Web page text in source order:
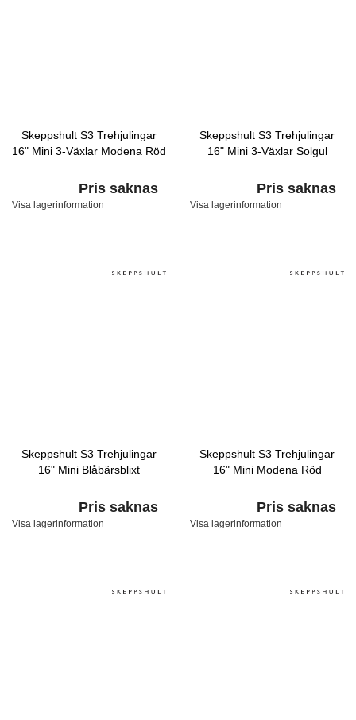
Skeppshult S3 Trehjulingar
16" Mini 3-Växlar Modena Röd
Pris saknas
Visa lagerinformation
Skeppshult S3 Trehjulingar
16" Mini 3-Växlar Solgul
Pris saknas
Visa lagerinformation
Skeppshult S3 Trehjulingar
16" Mini Blåbärsblixt
Pris saknas
Visa lagerinformation
Skeppshult S3 Trehjulingar
16" Mini Modena Röd
Pris saknas
Visa lagerinformation